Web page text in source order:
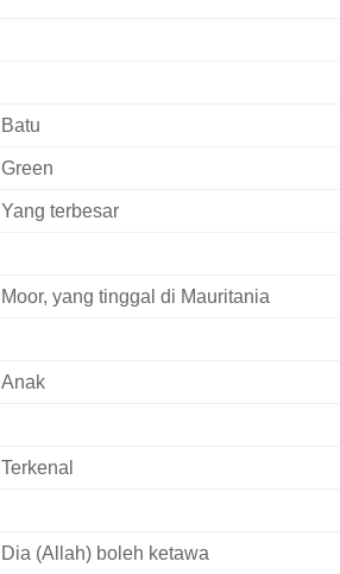
Batu
Green
Yang terbesar
Moor, yang tinggal di Mauritania
Anak
Terkenal
Dia (Allah) boleh ketawa